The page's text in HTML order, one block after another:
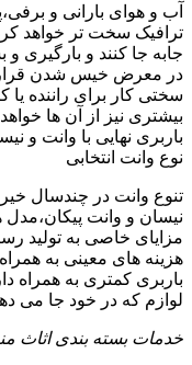
آب و هوای بارانی و
ترافیک سخت تر خواهد
جابه جا کنند و بارگیری و
در معرض خیس شدن قرار
سختی کار برای راننده
بیشتری نیز از آن ها
باربری نهایی با وانت
نوع وانت انتخابی
تنوع وانت در چندسال
نیسان و وانت پیکان،مدل
مزایای خاصی به تولید
هزینه های معینی به
باربری کمتری به همراه
لوازم که در خود جا می
خدمات بسته بندی اثاث